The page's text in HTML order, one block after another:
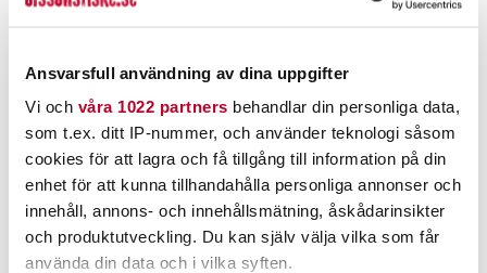
Ansvarsfull användning av dina uppgifter
Vi och våra 1022 partners behandlar din personliga data,
som t.ex. ditt IP-nummer, och använder teknologi såsom
cookies för att lagra och få tillgång till information på din
enhet för att kunna tillhandahålla personliga annonser och
innehåll, annons- och innehållsmätning, åskådarinsikter
och produktutveckling. Du kan själv välja vilka som får
använda din data och i vilka syften.
2 ST